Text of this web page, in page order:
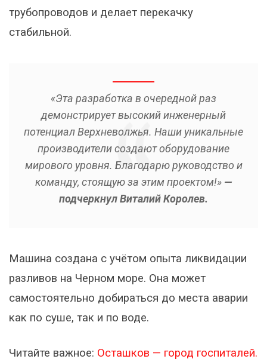
трубопроводов и делает перекачку
стабильной.
«Эта разработка в очередной раз
демонстрирует высокий инженерный
потенциал Верхневолжья. Наши уникальные
производители создают оборудование
мирового уровня. Благодарю руководство и
команду, стоящую за этим проектом!» —
подчеркнул Виталий Королев.
Машина создана с учётом опыта ликвидации
разливов на Черном море. Она может
самостоятельно добираться до места аварии
как по суше, так и по воде.
Читайте важное: Осташков — город госпиталей.